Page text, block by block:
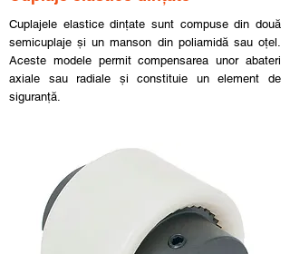
Cuplajele elastice dințate sunt compuse din două
semicuplaje și un manson din poliamidă sau oțel.
Aceste modele permit compensarea unor abateri
axiale sau radiale și constituie un element de
siguranță.